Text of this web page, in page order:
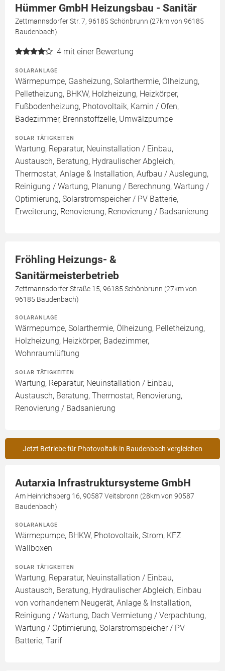
Hümmer GmbH Heizungsbau - Sanitär
Zettmannsdorfer Str. 7, 96185 Schönbrunn (27km von 96185
Baudenbach)
4 mit einer Bewertung
SOLARANLAGE
Wärmepumpe, Gasheizung, Solarthermie, Ölheizung,
Pelletheizung, BHKW, Holzheizung, Heizkörper,
Fußbodenheizung, Photovoltaik, Kamin / Ofen,
Badezimmer, Brennstoffzelle, Umwälzpumpe
SOLAR TÄTIGKEITEN
Wartung, Reparatur, Neuinstallation / Einbau,
Austausch, Beratung, Hydraulischer Abgleich,
Thermostat, Anlage & Installation, Aufbau / Auslegung,
Reinigung / Wartung, Planung / Berechnung, Wartung /
Optimierung, Solarstromspeicher / PV Batterie,
Erweiterung, Renovierung, Renovierung / Badsanierung
Fröhling Heizungs- &
Sanitärmeisterbetrieb
Zettmannsdorfer Straße 15, 96185 Schönbrunn (27km von
96185 Baudenbach)
SOLARANLAGE
Wärmepumpe, Solarthermie, Ölheizung, Pelletheizung,
Holzheizung, Heizkörper, Badezimmer,
Wohnraumlüftung
SOLAR TÄTIGKEITEN
Wartung, Reparatur, Neuinstallation / Einbau,
Austausch, Beratung, Thermostat, Renovierung,
Renovierung / Badsanierung
Jetzt Betriebe für Photovoltaik in Baudenbach vergleichen
Autarxia Infrastruktursysteme GmbH
Am Heinrichsberg 16, 90587 Veitsbronn (28km von 90587
Baudenbach)
SOLARANLAGE
Wärmepumpe, BHKW, Photovoltaik, Strom, KFZ
Wallboxen
SOLAR TÄTIGKEITEN
Wartung, Reparatur, Neuinstallation / Einbau,
Austausch, Beratung, Hydraulischer Abgleich, Einbau
von vorhandenem Neugerät, Anlage & Installation,
Reinigung / Wartung, Dach Vermietung / Verpachtung,
Wartung / Optimierung, Solarstromspeicher / PV
Batterie, Tarif